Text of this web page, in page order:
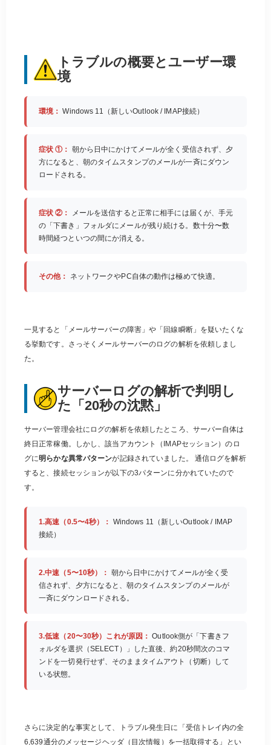
トラブルの概要とユーザー環
境
環境： Windows 11（新しいOutlook / IMAP接続）
症状 ①： 朝から日中にかけてメールが全く受信されず、夕
方になると、朝のタイムスタンプのメールが一斉にダウン
ロードされる。
症状 ②：
メールを送信すると正常に相手には届くが、手元
の「下書き」フォルダにメールが残り続ける。数十分〜数
時間経つといつの間にか消える。
その他： ネットワークやPC自体の動作は極めて快適。
一見すると「メールサーバーの障害」や「回線瞬断」を疑いたくな
る挙動です。さっそくメールサーバーのログの解析を依頼しまし
た。
サーバーログの解析で判明し
た「20秒の沈黙」
サーバー管理会社にログの解析を依頼したところ、サーバー自体は
終日正常稼働。しかし、該当アカウント（IMAPセッション）のロ
グに明らかな異常パターンが記録されていました。 通信ログを解析
すると、接続セッションが以下の3パターンに分かれていたので
す。
1.高速（0.5〜4秒）： Windows 11（新しいOutlook / IMAP
接続）
2.中速（5〜10秒）： 朝から日中にかけてメールが全く受
信されず、夕方になると、朝のタイムスタンプのメールが
一斉にダウンロードされる。
3.低速（20〜30秒）これが原因： Outlook側が「下書きフ
ォルダを選択（SELECT）」した直後、約20秒間次のコマ
ンドを一切発行せず、そのままタイムアウト（切断）して
いる状態。
さらに決定的な事実として、トラブル発生日に「受信トレイ内の全
6,639通分のメッセージヘッダ（目次情報）を一括取得する」とい